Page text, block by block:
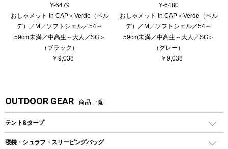
Y-6479
おしゃメット in CAP＜Verde（ベル
デ）／M／ソフトシェル／54～
59cm未満／中高生～大人／SG＞
（ブラック）
￥9,038
Y-6480
おしゃメット in CAP＜Verde（ベル
デ）／M／ソフトシェル／54～
59cm未満／中高生～大人／SG＞
（グレー）
￥9,038
OUTDOOR GEAR 商品一覧
テント&タープ
テント
寝袋・シュラフ・スリーピングバッグ